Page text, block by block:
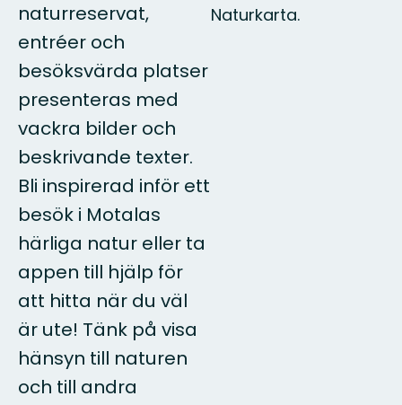
naturreservat,
entréer och
besöksvärda platser
presenteras med
vackra bilder och
beskrivande texter.
Bli inspirerad inför ett
besök i Motalas
härliga natur eller ta
appen till hjälp för
att hitta när du väl
är ute! Tänk på visa
hänsyn till naturen
och till andra
Naturkarta.